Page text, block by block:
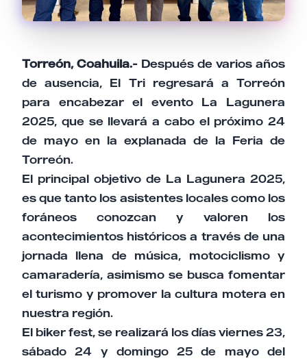
Torreón, Coahuila.- Después de varios años
de ausencia, El Tri regresará a Torreón
para encabezar el evento La Lagunera
2025, que se llevará a cabo el próximo 24
de mayo en la explanada de la Feria de
Torreón.
El principal objetivo de La Lagunera 2025,
es que tanto los asistentes locales como los
foráneos conozcan y valoren los
acontecimientos históricos a través de una
jornada llena de música, motociclismo y
camaradería, asimismo se busca fomentar
el turismo y promover la cultura motera en
nuestra región.
El biker fest, se realizará los días viernes 23,
sábado 24 y domingo 25 de mayo del